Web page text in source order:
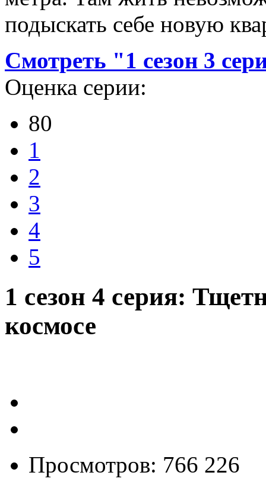
подыскать себе новую
Смотреть "1 сезон 3
Оценка серии:
80
1
2
3
4
5
1 сезон 4 серия:
космосе
Просмотров: 766 226